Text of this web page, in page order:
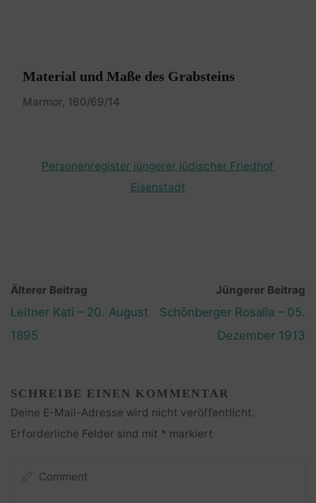
Material und Maße des Grabsteins
Marmor, 160/69/14
Personenregister jüngerer jüdischer Friedhof
Eisenstadt
Älterer Beitrag
Leitner Kati – 20. August
1895
Jüngerer Beitrag
Schönberger Rosalia – 05.
Dezember 1913
SCHREIBE EINEN KOMMENTAR
Deine E-Mail-Adresse wird nicht veröffentlicht.
Erforderliche Felder sind mit * markiert